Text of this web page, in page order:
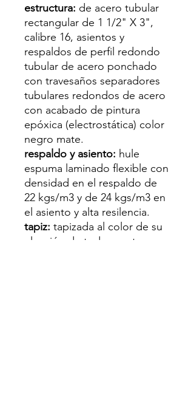
estructura: de acero tubular
rectangular de 1 1/2" X 3",
calibre 16, asientos y
respaldos de perfil redondo
tubular de acero ponchado
con travesaños separadores
tubulares redondos de acero
con acabado de pintura
epóxica (electrostática) color
negro mate.
respaldo y asiento: hule
espuma laminado flexible con
densidad en el respaldo de
22 kgs/m3 y de 24 kgs/m3 en
el asiento y alta resilencia.
tapiz: tapizada al color de su
elección de toda nuestra